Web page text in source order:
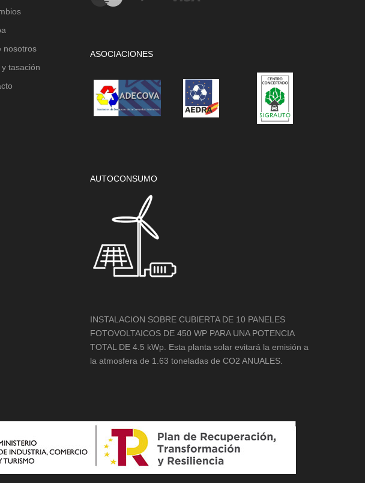
nosotros
y tasación
ASOCIACIONES
AUTOCONSUMO
INSTALACION SOBRE CUBIERTA DE 10 PANELES
FOTOVOLTAICOS DE 450 WP PARA UNA POTENCIA
TOTAL DE 4.5 kWp. Esta planta solar evitará la emisión a
la atmosfera de 1.63 toneladas de CO2 ANUALES.